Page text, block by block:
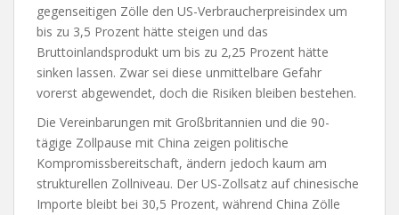
gegenseitigen Zölle den US-Verbraucherpreisindex um
bis zu 3,5 Prozent hätte steigen und das
Bruttoinlandsprodukt um bis zu 2,25 Prozent hätte
sinken lassen. Zwar sei diese unmittelbare Gefahr
vorerst abgewendet, doch die Risiken bleiben bestehen.
Die Vereinbarungen mit Großbritannien und die 90-
tägige Zollpause mit China zeigen politische
Kompromissbereitschaft, ändern jedoch kaum am
strukturellen Zollniveau. Der US-Zollsatz auf chinesische
Importe bleibt bei 30,5 Prozent, während China Zölle